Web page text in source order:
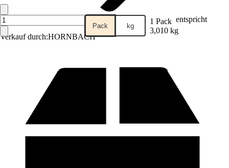
Verkauf durch:HORNBACH
Pack kg 1 Pack entspricht
3,010 kg